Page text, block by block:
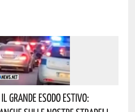
Grande Esodo Estivo: